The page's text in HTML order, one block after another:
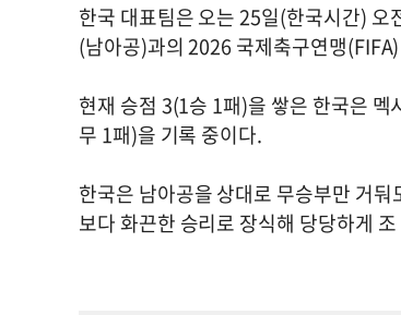
한국 대표팀은 오는 25일(한국시간)
(남아공)과의 2026 국제축구연맹
현재 승점 3(1승 1패)을 쌓은 한국은
무 1패)을 기록 중이다.
한국은 남아공을 상대로 무승부만 거
보다 화끈한 승리로 장식해 당당하게